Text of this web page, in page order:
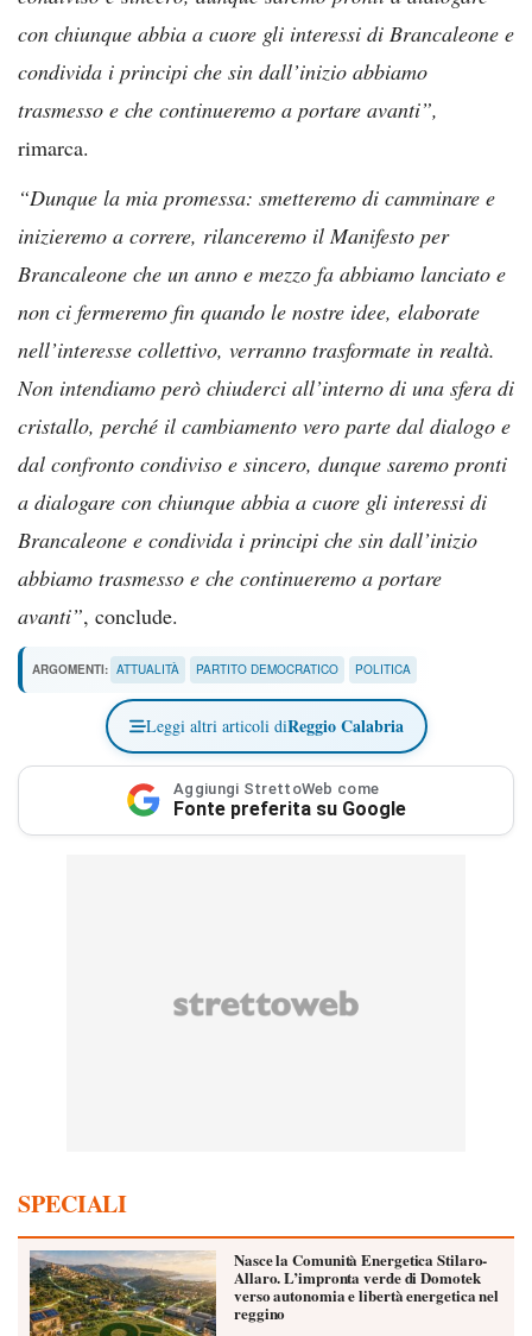
con chiunque abbia a cuore gli interessi di Brancaleone e
condivida i principi che sin dall’inizio abbiamo
trasmesso e che continueremo a portare avanti”,
rimarca.
“Dunque la mia promessa: smetteremo di camminare e
inizieremo a correre, rilanceremo il Manifesto per
Brancaleone che un anno e mezzo fa abbiamo lanciato e
non ci fermeremo fin quando le nostre idee, elaborate
nell’interesse collettivo, verranno trasformate in realtà.
Non intendiamo però chiuderci all’interno di una sfera di
cristallo, perché il cambiamento vero parte dal dialogo e
dal confronto condiviso e sincero, dunque saremo pronti
a dialogare con chiunque abbia a cuore gli interessi di
Brancaleone e condivida i principi che sin dall’inizio
abbiamo trasmesso e che continueremo a portare
avanti”, conclude.
ARGOMENTI: ATTUALITÀ PARTITO DEMOCRATICO POLITICA
Leggi altri articoli diReggio Calabria
Aggiungi StrettoWeb come
Fonte preferita su Google
SPECIALI
Nasce la Comunità Energetica Stilaro-
Allaro. L’impronta verde di Domotek
verso autonomia e libertà energetica nel
reggino